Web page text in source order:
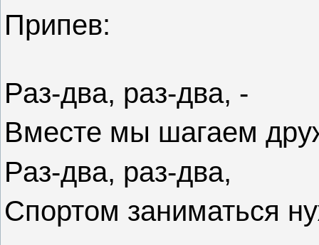
Припев:
Раз-два, раз-два, -
Вместе мы шагаем
Раз-два, раз-два,
Спортом заниматься